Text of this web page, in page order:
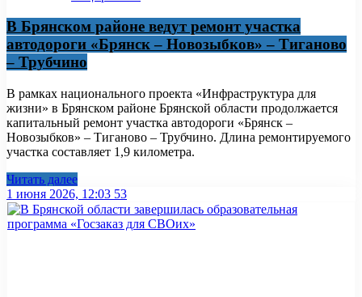
В Брянском районе ведут ремонт участка
автодороги «Брянск – Новозыбков» – Тиганово
– Трубчино
В рамках национального проекта «Инфраструктура для
жизни» в Брянском районе Брянской области продолжается
капитальный ремонт участка автодороги «Брянск –
Новозыбков» – Тиганово – Трубчино. Длина ремонтируемого
участка составляет 1,9 километра.
Читать далее
1 июня 2026, 12:03 53